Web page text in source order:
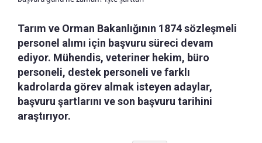
Tarım ve Orman Bakanlığının 1874 sözleşmeli
personel alımı için başvuru süreci devam
ediyor. Mühendis, veteriner hekim, büro
personeli, destek personeli ve farklı
kadrolarda görev almak isteyen adaylar,
başvuru şartlarını ve son başvuru tarihini
araştırıyor.